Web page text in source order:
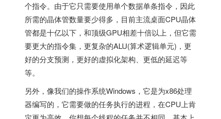
个指令。由于它只需要使用单个数据单条指令，因此
所需的晶体管数量要少得多，目前主流桌面CPU晶体
管都是十亿以下，和顶级GPU相差十倍以上，但它需
要更大的指令集，更复杂的ALU(算术逻辑单元)，更
好的分支预测，更好的虚拟化架构、更低的延迟等
等。
另外，像我们的操作系统Windows，它是为x86处理
器编写的，它需要做的任务执行的进程，在CPU上肯